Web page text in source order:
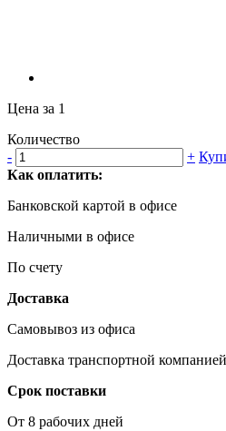
Цена за 1
Количество
-
+
Как оплатить:
Банковской картой в офисе
Наличными в офисе
По счету
Доставка
Самовывоз из офиса
Доставка транспортной компанией
Срок поставки
От 8 рабочих дней